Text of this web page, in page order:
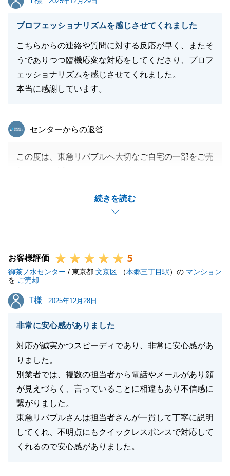
ております。
今後ともよろしくお願い申し上げます。
プロフェッショナリズムを感じさせてくれました
こちらからの連絡や質問に対する反応が早く、またそ
うでありつつ臨機応変な対応をしてくださり、プロフ
ェッショナリズムを感じさせてくれました。
本当に感謝しています。
続きを読む
東急リバブル
センターからの返答
この度は、東急リバブルへ大切なご自宅の一部をご売
る項目が多かったですが一つ一つ的確に課題を解決で
き私自身嬉しく思います。
今後とも何卒よろしくお願い申し上げます。
閉じる
お客様評価 5
御茶ノ水センター / 東京都 文京区 （本郷三丁目駅）の マンション
を ご売却
T様
T様 2025年12月28日
非常に安心感がありました
対応が誠実かつスピーディであり、非常に安心感があ
りました。
別業者では、複数の担当者から電話やメールがあり顔
が見えづらく、言っていることに相違もあり不信感に
繋がりました。
東急リバブルさんは担当者さんが一貫して丁寧に説明
してくれ、不明点にもクイックレスポンスで対応して
くれるので安心感がありました。